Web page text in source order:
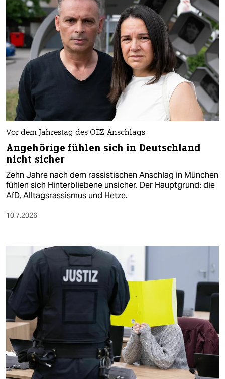
Vor dem Jahrestag des OEZ-Anschlags
Angehörige fühlen sich in Deutschland
nicht sicher
Zehn Jahre nach dem rassistischen Anschlag in München
fühlen sich Hinterbliebene unsicher. Der Hauptgrund: die
AfD, Alltagsrassismus und Hetze.
10.7.2026